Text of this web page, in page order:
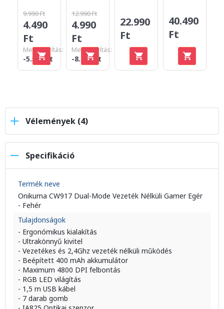
9.990 Ft
4.490
Ft
Megtakarítás:
-5.500 Ft
12.990 Ft
4.990
Ft
Megtakarítás:
-8.000 Ft
22.990
Ft
40.490
Ft
Vélemények (4)
Specifikáció
Termék neve
Onikuma CW917 Dual-Mode Vezeték Nélküli Gamer Egér
- Fehér
Tulajdonságok
- Ergonómikus kialakítás
- Ultrakönnyű kivitel
- Vezetékes és 2,4Ghz vezeték nélküli működés
- Beépített 400 mAh akkumulátor
- Maximum 4800 DPI felbontás
- RGB LED világítás
- 1,5 m USB kábel
- 7 darab gomb